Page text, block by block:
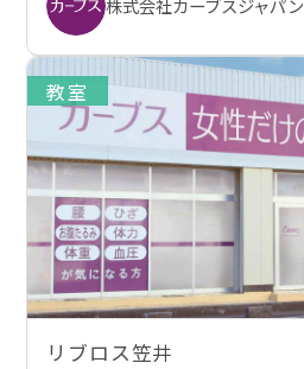
株式会社カーブスジャパン
教室
リブロス笠井